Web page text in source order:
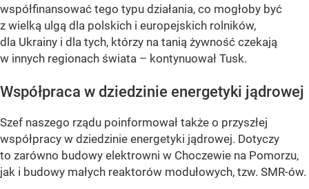
współfinansować tego typu działania, co mogłoby być
z wielką ulgą dla polskich i europejskich rolników,
dla Ukrainy i dla tych, którzy na tanią żywność czekają
w innych regionach świata – kontynuował Tusk.
Współpraca w dziedzinie energetyki jądrowej
Szef naszego rządu poinformował także o przyszłej
współpracy w dziedzinie energetyki jądrowej. Dotyczy
to zarówno budowy elektrowni w Choczewie na Pomorzu,
jak i budowy małych reaktorów modułowych, tzw. SMR-ów.